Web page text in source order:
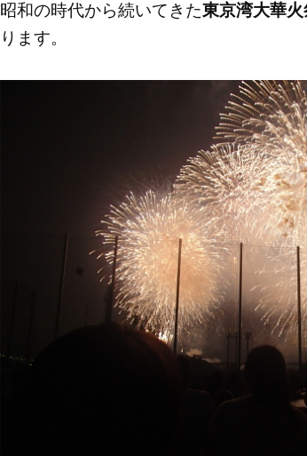
昭和の時代から続いてきた東京湾大華火
ります。